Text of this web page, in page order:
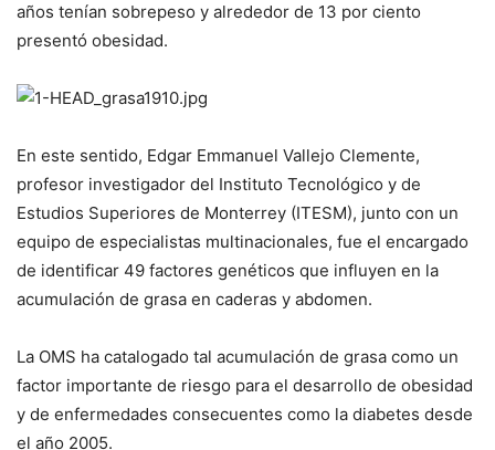
años tenían sobrepeso y alrededor de 13 por ciento
presentó obesidad.
En este sentido, Edgar Emmanuel Vallejo Clemente,
profesor investigador del Instituto Tecnológico y de
Estudios Superiores de Monterrey (ITESM), junto con un
equipo de especialistas multinacionales, fue el encargado
de identificar 49 factores genéticos que influyen en la
acumulación de grasa en caderas y abdomen.
La OMS ha catalogado tal acumulación de grasa como un
factor importante de riesgo para el desarrollo de obesidad
y de enfermedades consecuentes como la diabetes desde
el año 2005.